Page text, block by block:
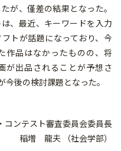
が、僅差の結果となった。
、最近、キーワードを入力
トが話題になっており、今
作品はなかったものの、将
が出品されることが予想さ
後の検討課題となった。
コンテスト審査委員会委員長
稲増 龍夫 （社会学部）